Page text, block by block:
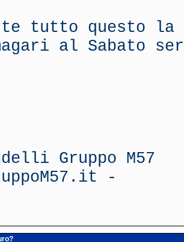
tutto questo
magari al
Gruppo M57
-